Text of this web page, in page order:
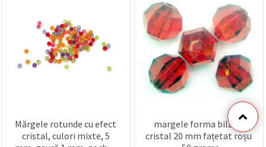
Mărgele rotunde cu efect
cristal, culori mixte, 5
margele forma bilă de
cristal 20 mm fațetat roșu